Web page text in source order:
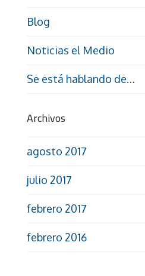
Blog
Noticias el Medio
Se está hablando de…
Archivos
agosto 2017
julio 2017
febrero 2017
febrero 2016